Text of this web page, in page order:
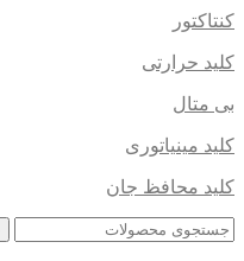
کنتاکتور
کلید حرارتی
بی متال
کلید مینیاتوری
کلید محافظ جان